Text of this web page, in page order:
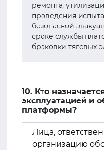
ремонта,
проведения
безопасной
сроке службы
браковки тяговых
10. Кто
эксплуатацией и
платформы?
Лица,
организацию